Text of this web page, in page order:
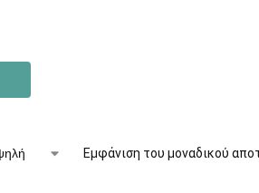
Εμφάνιση του μοναδικού